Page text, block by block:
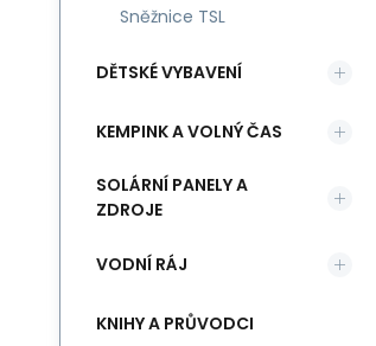
Sněžnice TSL
DĚTSKÉ VYBAVENÍ
KEMPINK A VOLNÝ ČAS
SOLÁRNÍ PANELY A
ZDROJE
VODNÍ RÁJ
KNIHY A PRŮVODCI